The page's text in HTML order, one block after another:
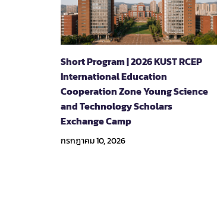
Short Program | 2026 KUST RCEP
International Education
Cooperation Zone Young Science
and Technology Scholars
Exchange Camp
กรกฎาคม 10, 2026